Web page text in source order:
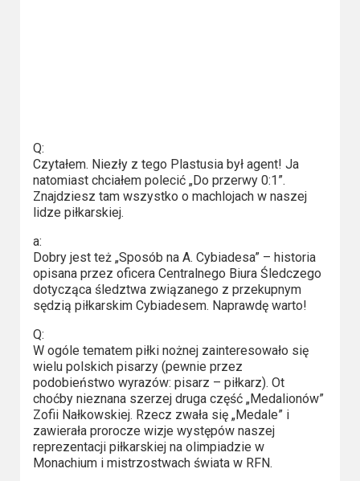
Kino
europejskie
Kino
polskie
Komedie
Korea
Południowa
Filmy
oparte
na
faktach
Thrillery
Q:
Czytałem. Niezły z tego Plastusia był agent! Ja
natomiast chciałem polecić „Do przerwy 0:1”.
Znajdziesz tam wszystko o machlojach w naszej
lidze piłkarskiej.
a:
Dobry jest też „Sposób na A. Cybiadesa” – historia
opisana przez oficera Centralnego Biura Śledczego
dotycząca śledztwa związanego z przekupnym
sędzią piłkarskim Cybiadesem. Naprawdę warto!
Q:
W ogóle tematem piłki nożnej zainteresowało się
wielu polskich pisarzy (pewnie przez
podobieństwo wyrazów: pisarz – piłkarz). Ot
choćby nieznana szerzej druga część „Medalionów”
Zofii Nałkowskiej. Rzecz zwała się „Medale” i
zawierała prorocze wizje występów naszej
reprezentacji piłkarskiej na olimpiadzie w
Monachium i mistrzostwach świata w RFN.